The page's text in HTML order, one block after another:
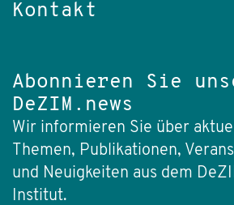
Kontakt
Abonnieren Sie
DeZIM.news
Wir informieren Sie über
Themen, Publikationen,
und Neuigkeiten aus dem
Institut.